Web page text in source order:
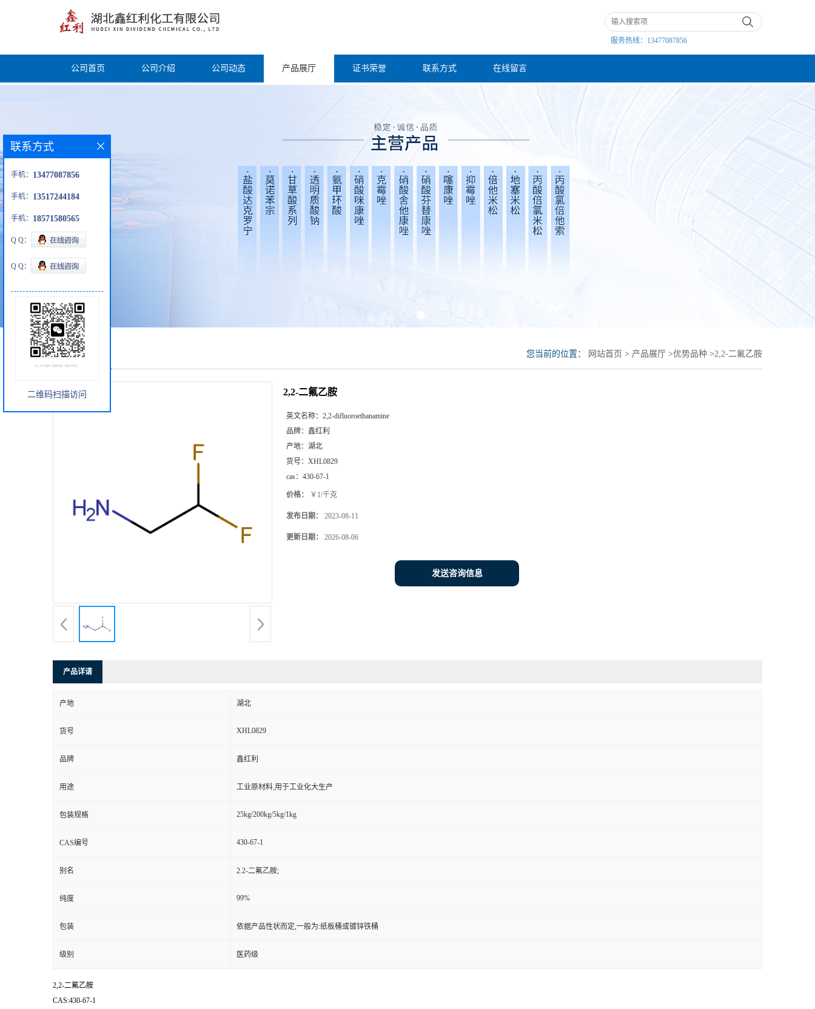
服务热线： 13477087856
公司首页 公司介绍 公司动态 产品展厅 证书荣誉 联系方式 在线留言
产品展厅 您当前的位置： 网站首页 > 产品展厅 >优势品种 >2,2-二氟乙胺
2,2-二氟乙胺
英文名称： 2,2-difluoroethanamine
品牌： 鑫红利
产地： 湖北
货号： XHL0829
cas： 430-67-1
价格： ￥1/千克
发布日期： 2023-08-11
更新日期： 2026-08-06
发送咨询信息
产品详请
产地 湖北
货号 XHL0829
品牌 鑫红利
用途 工业原材料,用于工业化大生产
包装规格 25kg/200kg/5kg/1kg
CAS编号 430-67-1
别名 2.2-二氟乙胺;
纯度 99%
包装 依据产品性状而定,一般为:纸板桶或镀锌铁桶
级别 医药级
2,2-二氟乙胺
CAS:430-67-1
联系方式
手机： 13477087856
手机： 13517244184
手机： 18571580565
Q Q：
Q Q：
二维码扫描访问